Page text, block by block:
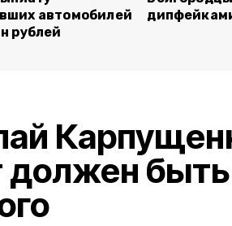
автомобилей
рублей
должен